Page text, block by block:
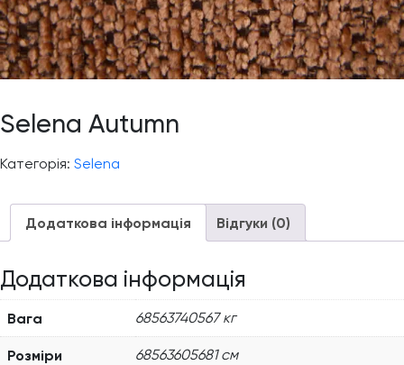
Selena Autumn
Категорія: Selena
Додаткова інформація Відгуки (0)
Додаткова інформація
Вага 68563740567 кг
Розміри 68563605681 см